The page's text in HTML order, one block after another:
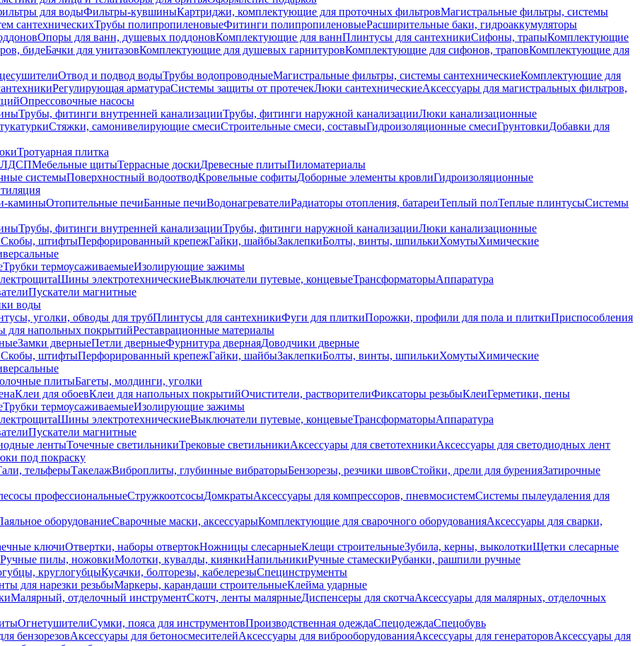
для водыФильтры-кувшиныКартриджи, комплектующие для проточных фильтровМагистральные фильтры, системы
сантехническихТрубы полипропиленовыеФитинги полипропиленовыеРасширительные баки, гидроаккумуляторы
Опоры для ванн, душевых поддоновКомплектующие для ваннПлинтусы для сантехникиСифоны, трапыКомплектующие
бидеБачки для унитазовКомплектующие для душевых гарнитуровКомплектующие для сифонов, траповКомплектующие для
Отвод и подвод водыТрубы водопроводныеМагистральные фильтры, системы сантехническиеКомплектующие для
Регулирующая арматураСистемы защиты от протечекЛюки сантехническиеАксессуары для магистральных фильтров,
Опрессовочные насосы
Трубы, фитинги внутренней канализацииТрубы, фитинги наружной канализацииЛюки канализационные
Стяжки, самонивелирующие смесиСтроительные смеси, составыГидроизоляционные смесиГрунтовкиДобавки для
Тротуарная плитка
Мебельные щитыТеррасные доскиДревесные плитыПиломатериалы
системыПоверхностный водоотводКровельные софитыДоборные элементы кровлиГидроизоляционные
каминыОтопительные печиБанные печиВодонагревателиРадиаторы отопления, батареиТеплый полТеплые плинтусыСистемы
Трубы, фитинги внутренней канализацииТрубы, фитинги наружной канализацииЛюки канализационные
Скобы, штифтыПерфорированный крепежГайки, шайбыЗаклепкиБолты, винты, шпилькиХомутыХимические
Трубки термоусаживаемыеИзолирующие зажимы
Шины электротехническиеВыключатели путевые, концевыеТрансформаторыАппаратура
Пускатели магнитные
воды
уголки, обводы для трубПлинтусы для сантехникиФуги для плиткиПорожки, профили для пола и плиткиПриспособления
для напольных покрытийРеставрационные материалы
Замки дверныеПетли дверныеФурнитура двернаяДоводчики дверные
Скобы, штифтыПерфорированный крепежГайки, шайбыЗаклепкиБолты, винты, шпилькиХомутыХимические
плитыБагеты, молдинги, уголки
Клеи для обоевКлеи для напольных покрытийОчистители, растворителиФиксаторы резьбыКлеиГерметики, пены
Трубки термоусаживаемыеИзолирующие зажимы
Шины электротехническиеВыключатели путевые, концевыеТрансформаторыАппаратура
Пускатели магнитные
лентыТочечные светильникиТрековые светильникиАксессуары для светотехникиАксессуары для светодиодных лент
под покраску
тельферыТакелажВиброплиты, глубинные вибраторыБензорезы, резчики швовСтойки, дрели для буренияЗатирочные
профессиональныеСтружкоотсосыДомкратыАксессуары для компрессоров, пневмосистемСистемы пылеудаления для
оборудованиеСварочные маски, аксессуарыКомплектующие для сварочного оборудованияАксессуары для сварки,
ключиОтвертки, наборы отвертокНожницы слесарныеКлещи строительныеЗубила, керны, выколоткиЩетки слесарные
Ручные пилы, ножовкиМолотки, кувалды, киянкиНапильникиРучные стамескиРубанки, рашпили ручные
круглогубцыКусачки, болторезы, кабелерезыСпецинструменты
для нарезки резьбыМаркеры, карандаши строительныеКлейма ударные
Малярный, отделочный инструментСкотч, ленты малярныеДиспенсеры для скотчаАксессуары для малярных, отделочных
ОгнетушителиСумки, пояса для инструментовПроизводственная одеждаСпецодеждаСпецобувь
бензорезовАксессуары для бетоносмесителейАксессуары для виброоборудованияАксессуары для генераторовАксессуары для